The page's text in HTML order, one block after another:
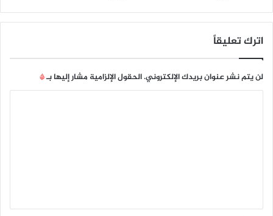
اترك تعليقاً
لن يتم نشر عنوان بريدك الإلكتروني.الحقول الإلزامية مشار إليها بـ*
ق